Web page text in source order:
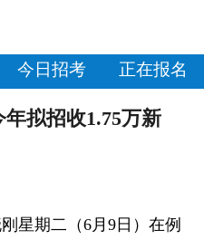
今日招考 正在报名
拟招收1.75万新
星期二（6月9日）在例